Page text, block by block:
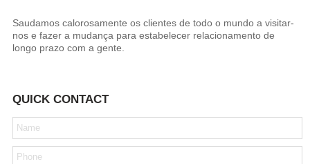
Saudamos calorosamente os clientes de todo o mundo a visitar-
nos e fazer a mudança para estabelecer relacionamento de
longo prazo com a gente.
QUICK CONTACT